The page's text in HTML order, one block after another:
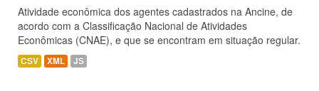
Atividade econômica dos agentes cadastrados na Ancine, de
acordo com a Classificação Nacional de Atividades
Econômicas (CNAE), e que se encontram em situação regular.
CSV XML JS